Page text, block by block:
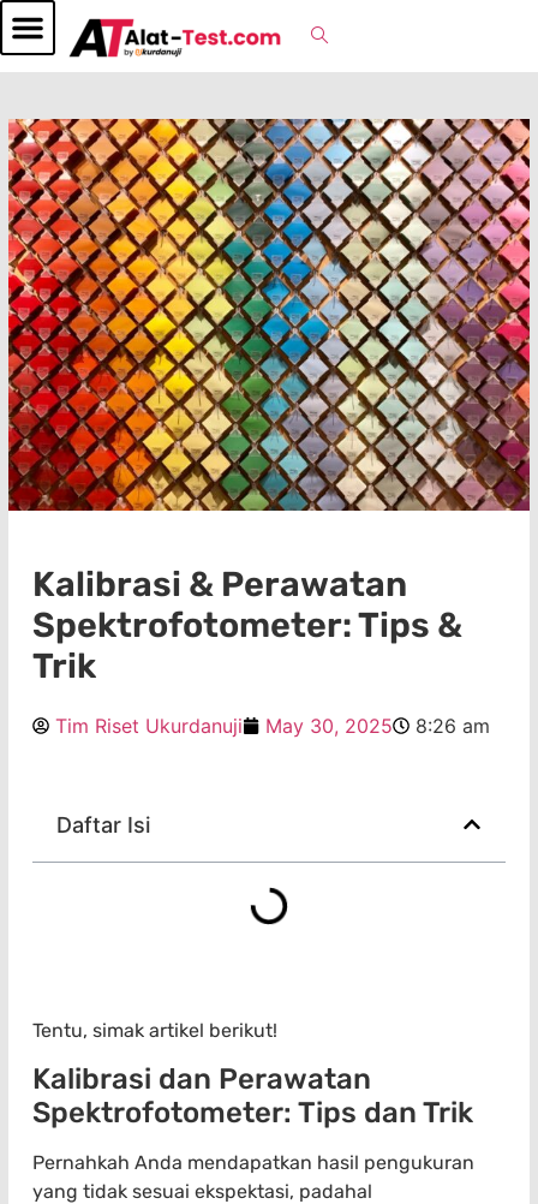
Kalibrasi & Perawatan
Spektrofotometer: Tips &
Trik
Tim Riset Ukurdanuji May 30, 2025 8:26 am
Daftar Isi
Tentu, simak artikel berikut!
Kalibrasi dan Perawatan
Spektrofotometer: Tips dan Trik
Pernahkah Anda mendapatkan hasil pengukuran
yang tidak sesuai ekspektasi, padahal